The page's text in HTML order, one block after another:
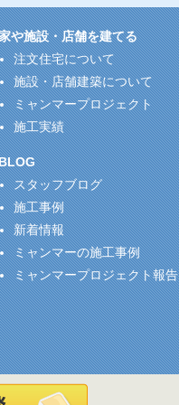
や施設・店舗を建てる
注文住宅について
施設・店舗建築について
ミャンマープロジェクト
施工実績
スタッフブログ
施工事例
新着情報
ミャンマーの施工事例
ミャンマープロジェクト報告